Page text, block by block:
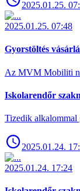
2025.01.25.
2025.01.25. 07:48
Gyorstöltés
Az MVM Mobiliti
Iskolarendőr
Tizedik alkalommal
2025.01.24.
2025.01.24. 17:24